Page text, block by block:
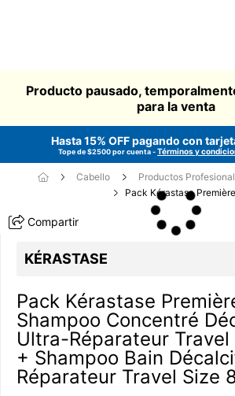
Producto pausado,
para la venta
Hasta 15% OFF pagando con
Tope de $2500 por cuenta -Términos y
Cabello Productos
Pack Kérastase Première
Compartir
KÉRASTASE
Pack Kérastase
Shampoo Concentré
Ultra-Réparateur Travel
+ Shampoo Bain
Réparateur Travel Size